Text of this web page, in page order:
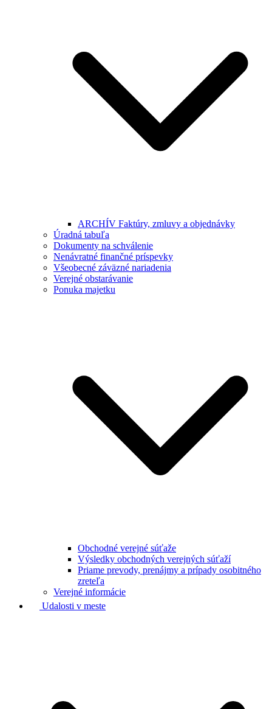
ARCHÍV Faktúry, zmluvy a objednávky
Úradná tabuľa
Dokumenty na schválenie
Nenávratné finančné príspevky
Všeobecné záväzné nariadenia
Verejné obstarávanie
Ponuka majetku
Obchodné verejné súťaže
Výsledky obchodných verejných súťaží
Priame prevody, prenájmy a prípady osobitného
zreteľa
Verejné informácie
Udalosti v meste